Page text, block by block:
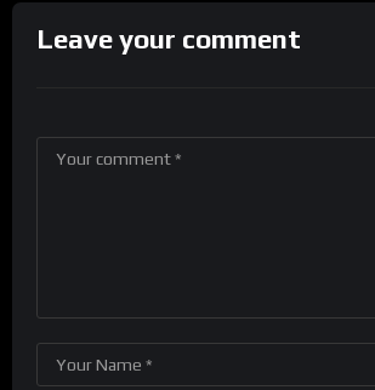
Leave your comment